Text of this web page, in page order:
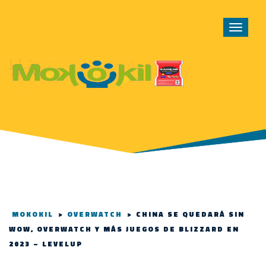
Toggle
MOKOKIL > OVERWATCH > CHINA SE QUEDARÁ SIN
WOW, OVERWATCH Y MÁS JUEGOS DE BLIZZARD EN
2023 – LEVELUP